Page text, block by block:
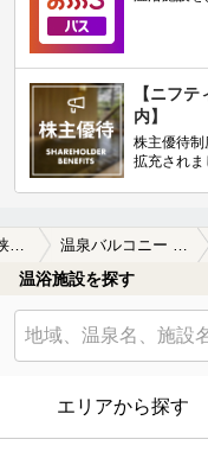
【ニフ
内】
株主優待
拡充されま
温浴施設を探す
エリアから探す